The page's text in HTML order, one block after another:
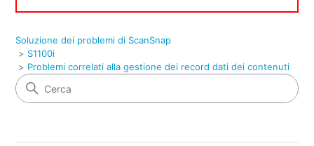
Soluzione dei problemi di ScanSnap
S1100i
Problemi correlati alla gestione dei record dati dei contenuti